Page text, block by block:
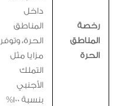
رخصة
المناطق
الحرة
داخل
المناطق
الحرة، وتوفر
مزايا مثل
التملك
الأجنبي
بنسبة 100%